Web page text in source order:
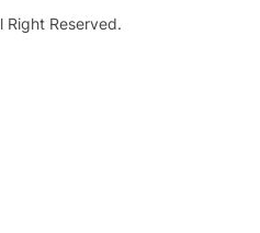
Right Reserved.